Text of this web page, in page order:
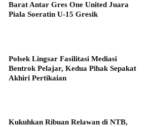
Barat Antar Gres One United Juara
Piala Soeratin U-15 Gresik
Polsek Lingsar Fasilitasi Mediasi
Bentrok Pelajar, Kedua Pihak Sepakat
Akhiri Pertikaian
Kukuhkan Ribuan Relawan di NTB,